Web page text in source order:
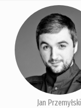
Jan Przemyłski